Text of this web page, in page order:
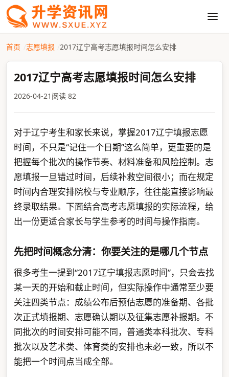
首页 志愿填报 2017辽宁高考志愿填报时间怎么安排
2017辽宁高考志愿填报时间怎么安排
2026-04-21 阅读 82
对于辽宁考生和家长来说，掌握2017辽宁填报志愿
时间，不只是“记住一个日期”这么简单，更重要的是
把握每个批次的操作节奏、材料准备和风险控制。志
愿填报一旦错过时间，后续补救空间很小；而在规定
时间内合理安排院校与专业顺序，往往能直接影响最
终录取结果。下面结合高考志愿填报的实际流程，给
出一份更适合家长与学生参考的时间与操作指南。
先把时间概念分清：你要关注的是哪几个节点
很多考生一提到“2017辽宁填报志愿时间”，只会去找
某一天的开始和截止时间，但实际操作中通常至少要
关注四类节点：成绩公布后预估志愿的准备期、各批
次正式填报期、志愿确认期以及征集志愿补报期。不
同批次的时间安排可能不同，普通类本科批次、专科
批次以及艺术类、体育类的安排也未必一致，所以不
能把一个时间点当成全部。